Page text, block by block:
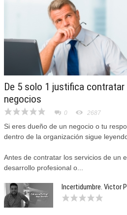
De 5 solo 1 justifica contratar
negocios
0 2687
Si eres dueño de un negocio o tu
dentro de la organización sigue
Antes de contratar los servicios de un
desarrollo profesional o...
Incertidumbre. Victor